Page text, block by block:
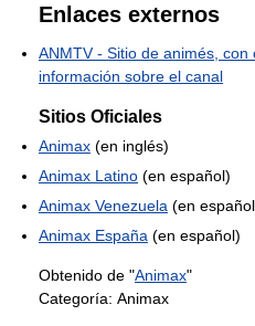
Enlaces externos
ANMTV - Sitio de animés,
información sobre el canal
Sitios Oficiales
Animax (en inglés)
Animax Latino (en español)
Animax Venezuela (en
Animax España (en español)
Obtenido de "Animax"
Categoría: Animax